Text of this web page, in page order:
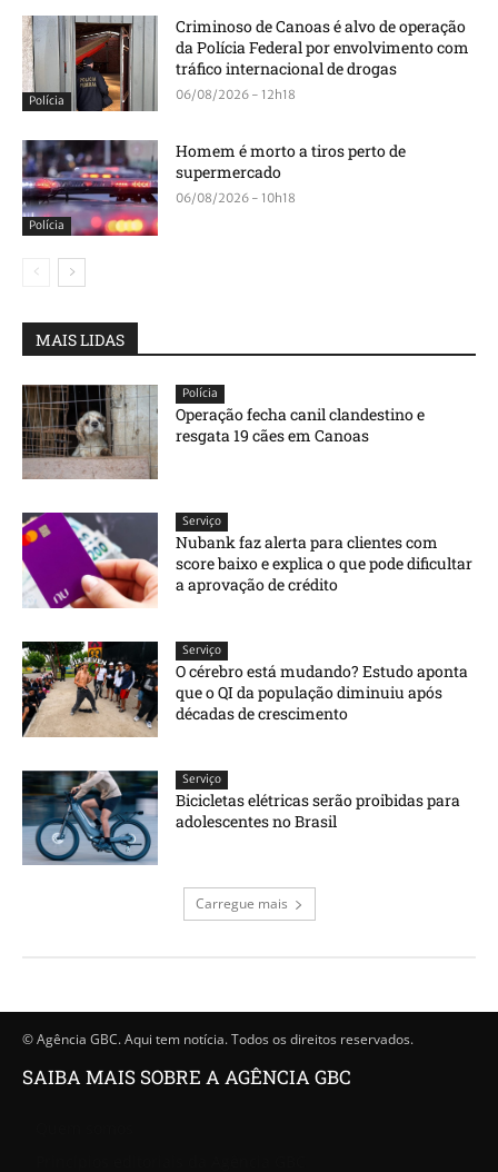
Polícia
Criminoso de Canoas é alvo de operação
da Polícia Federal por envolvimento com
tráfico internacional de drogas
06/08/2026 - 12h18
Polícia
Homem é morto a tiros perto de
supermercado
06/08/2026 - 10h18
MAIS LIDAS
Polícia
Operação fecha canil clandestino e
resgata 19 cães em Canoas
Serviço
Nubank faz alerta para clientes com
score baixo e explica o que pode dificultar
a aprovação de crédito
Serviço
O cérebro está mudando? Estudo aponta
que o QI da população diminuiu após
décadas de crescimento
Serviço
Bicicletas elétricas serão proibidas para
adolescentes no Brasil
Carregue mais
© Agência GBC. Aqui tem notícia. Todos os direitos reservados.
SAIBA MAIS SOBRE A AGÊNCIA GBC